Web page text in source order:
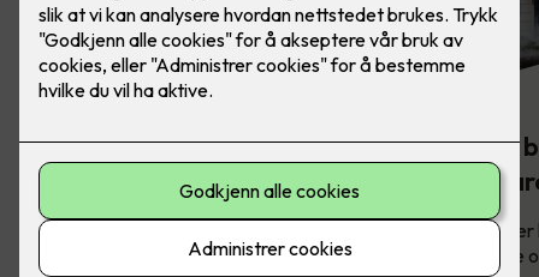
Komfyrvakt -
brannsikkerhet på
kjøkkenet
Slik sikrer du
mot
Brannsikring
derfor viktig å vite